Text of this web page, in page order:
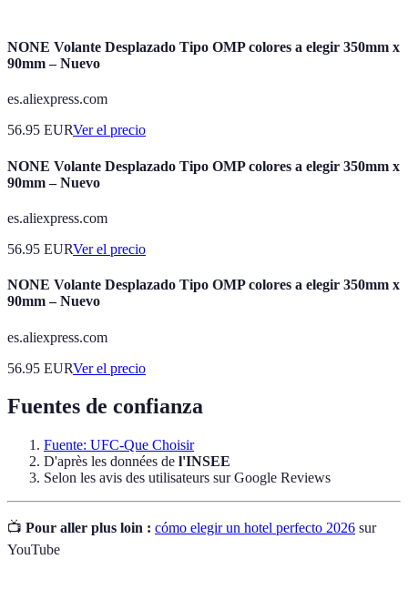
NONE Volante Desplazado Tipo OMP colores a elegir 350mm x
90mm – Nuevo
es.aliexpress.com
56.95 EURVer el precio
NONE Volante Desplazado Tipo OMP colores a elegir 350mm x
90mm – Nuevo
es.aliexpress.com
56.95 EURVer el precio
NONE Volante Desplazado Tipo OMP colores a elegir 350mm x
90mm – Nuevo
es.aliexpress.com
56.95 EURVer el precio
Fuentes de confianza
Fuente: UFC-Que Choisir
D'après les données de l'INSEE
Selon les avis des utilisateurs sur Google Reviews
📺 Pour aller plus loin : cómo elegir un hotel perfecto 2026 sur
YouTube